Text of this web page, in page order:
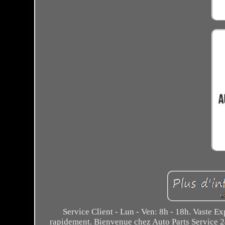
Service Client - Lun - Ven: 8h - 18h. Vaste
rapidement. Bienvenue chez Auto Parts